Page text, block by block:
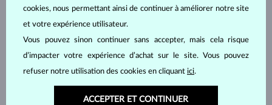
cookies, nous permettant ainsi de continuer à améliorer notre site
et votre expérience utilisateur.
Vous pouvez sinon continuer sans accepter, mais cela risque
d’impacter votre expérience d’achat sur le site. Vous pouvez
refuser notre utilisation des cookies en cliquant ici.
ACCEPTER ET CONTINUER